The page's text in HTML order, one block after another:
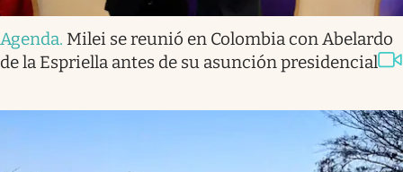
Agenda. Milei se reunió en Colombia con Abelardo
de la Espriella antes de su asunción presidencial